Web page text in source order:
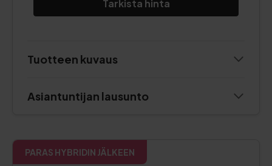
Tarkista hinta
Tuotteen kuvaus
Asiantuntijan lausunto
PARAS HYBRIDIN JÄLKEEN